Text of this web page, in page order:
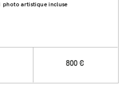
photo artistique incluse
800 €